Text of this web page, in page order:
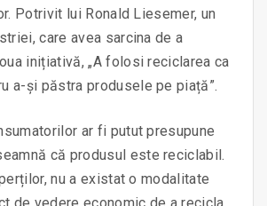
Potrivit lui Ronald Liesemer, un
care avea sarcina de a
inițiativă, „A folosi reciclarea ca
a-și păstra produsele pe piață”.
ar fi putut presupune
că produsul este reciclabil.
nu a existat o modalitate